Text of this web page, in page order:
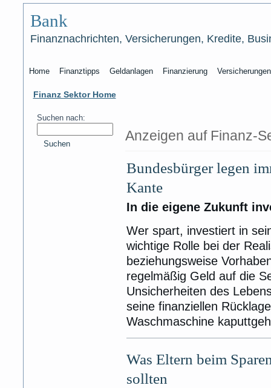
Bank
Finanznachrichten, Versicherungen, Kredite,
Home Finanztipps Geldanlagen Finanzierung Versicherungen
Finanz Sektor Home
Suchen nach:
Suchen
Anzeigen auf Finanz-
Bundesbürger legen
Kante
In die eigene Zukunft
Wer spart, investiert in
wichtige Rolle bei der
beziehungsweise
regelmäßig Geld auf die
Unsicherheiten des
seine finanziellen
Waschmaschine
Was Eltern beim
sollten